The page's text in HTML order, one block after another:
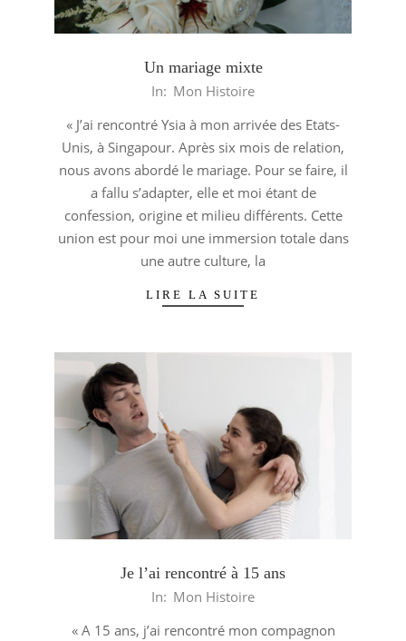
Un mariage mixte
05
In: Mon Histoire
« J’ai rencontré Ysia à mon arrivée des Etats-
Unis, à Singapour. Après six mois de relation,
nous avons abordé le mariage. Pour se faire, il
a fallu s’adapter, elle et moi étant de
confession, origine et milieu différents. Cette
union est pour moi une immersion totale dans
une autre culture, la
LIRE LA SUITE
Je l’ai rencontré à 15 ans
In: Mon Histoire
« A 15 ans, j’ai rencontré mon compagnon